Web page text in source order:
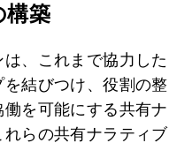
構築
、これまで協力した
結びつけ、役割の整
を可能にする共有ナ
らの共有ナラティブ